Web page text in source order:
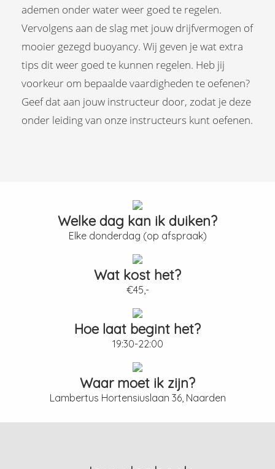
ademen onder water weer goed te regelen.
Vervolgens aan de slag met jouw drijfvermogen of
mooier gezegd buoyancy. Wij geven je wat extra
tips dit weer goed te kunnen regelen. Heb jij
voorkeur om bepaalde vaardigheden te oefenen?
Geef dat aan jouw instructeur door, zodat je deze
onder leiding van onze instructeurs kunt oefenen.
Welke dag kan ik duiken?
Elke donderdag (op afspraak)
Wat kost het?
€45,-
Hoe laat begint het?
19:30-22:00
Waar moet ik zijn?
Lambertus Hortensiuslaan 36, Naarden